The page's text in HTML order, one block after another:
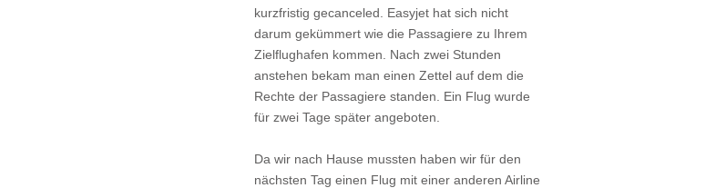
kurzfristig gecanceled. Easyjet hat sich nicht
darum gekümmert wie die Passagiere zu Ihrem
Zielflughafen kommen. Nach zwei Stunden
anstehen bekam man einen Zettel auf dem die
Rechte der Passagiere standen. Ein Flug wurde
für zwei Tage später angeboten.
Da wir nach Hause mussten haben wir für den
nächsten Tag einen Flug mit einer anderen Airline